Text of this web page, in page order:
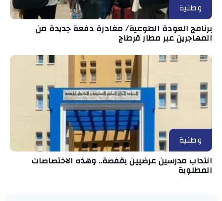
وطنية
برنامج العودة الطوعية/ مغادرة دفعة جديدة من
المهاجرين عبر مطار قرطاج
وطنية
انتداب مدرسين عرضيين بقفصة.. وهذه الاختصاصات
المطلوبة